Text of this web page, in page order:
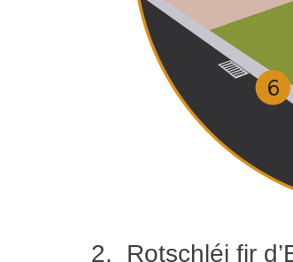
Rotschléi fir